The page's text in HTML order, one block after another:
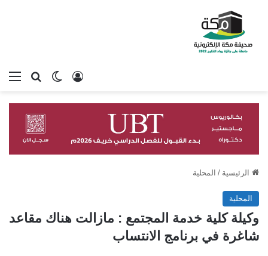
بحثالوضع
تسجيل الدخول
الرئيسية / المحلية
المحلية
وكيلة كلية خدمة المجتمع : مازالت هناك مقاعد
شاغرة في برنامج الانتساب